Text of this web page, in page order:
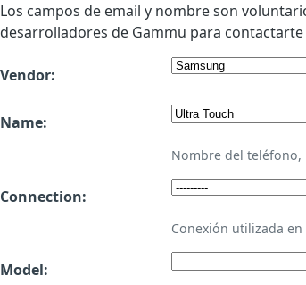
Los campos de email y nombre son
desarrolladores de Gammu para
Vendor:
Name:
Nombre del
Connection:
Conexión utilizada
Model: